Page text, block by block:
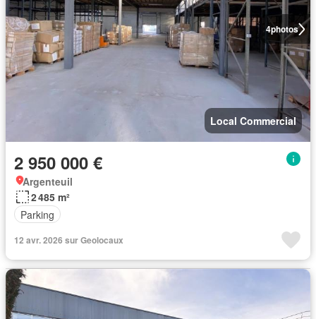
4photos
Local Commercial
2 950 000 €
Argenteuil
2 485 m²
Parking
12 avr. 2026 sur Geolocaux